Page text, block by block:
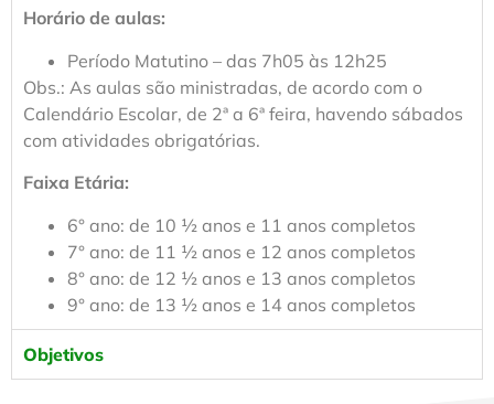
Horário de aulas:
Período Matutino – das 7h05 às 12h25
Obs.: As aulas são ministradas, de acordo com o
Calendário Escolar, de 2ª a 6ª feira, havendo sábados
com atividades obrigatórias.
Faixa Etária:
6° ano: de 10 ½ anos e 11 anos completos
7° ano: de 11 ½ anos e 12 anos completos
8° ano: de 12 ½ anos e 13 anos completos
9° ano: de 13 ½ anos e 14 anos completos
Objetivos